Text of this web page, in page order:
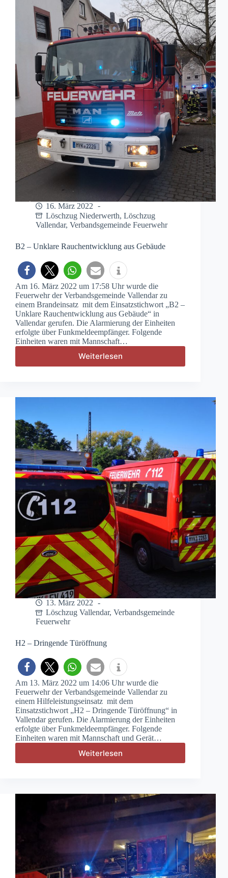
Fahrbahn
16. März 2022
Löschzug Niederwerth, Löschzug
Vallendar, Verbandsgemeinde Feuerwehr
B2 – Unklare Rauchentwicklung aus Gebäude
Am 16. März 2022 um 17:58 Uhr wurde die
Feuerwehr der Verbandsgemeinde Vallendar zu
einem Brandeinsatz mit dem Einsatzstichwort „B2 –
Unklare Rauchentwicklung aus Gebäude“ in
Vallendar gerufen. Die Alarmierung der Einheiten
erfolgte über Funkmeldeempfänger. Folgende
Einheiten waren mit Mannschaft…
Weiterlesen
B2
aus
13. März 2022
Löschzug Vallendar, Verbandsgemeinde
Feuerwehr
H2 – Dringende Türöffnung
Am 13. März 2022 um 14:06 Uhr wurde die
Feuerwehr der Verbandsgemeinde Vallendar zu
einem Hilfeleistungseinsatz mit dem
Einsatzstichwort „H2 – Dringende Türöffnung“ in
Vallendar gerufen. Die Alarmierung der Einheiten
erfolgte über Funkmeldeempfänger. Folgende
Einheiten waren mit Mannschaft und Gerät…
Weiterlesen
H2